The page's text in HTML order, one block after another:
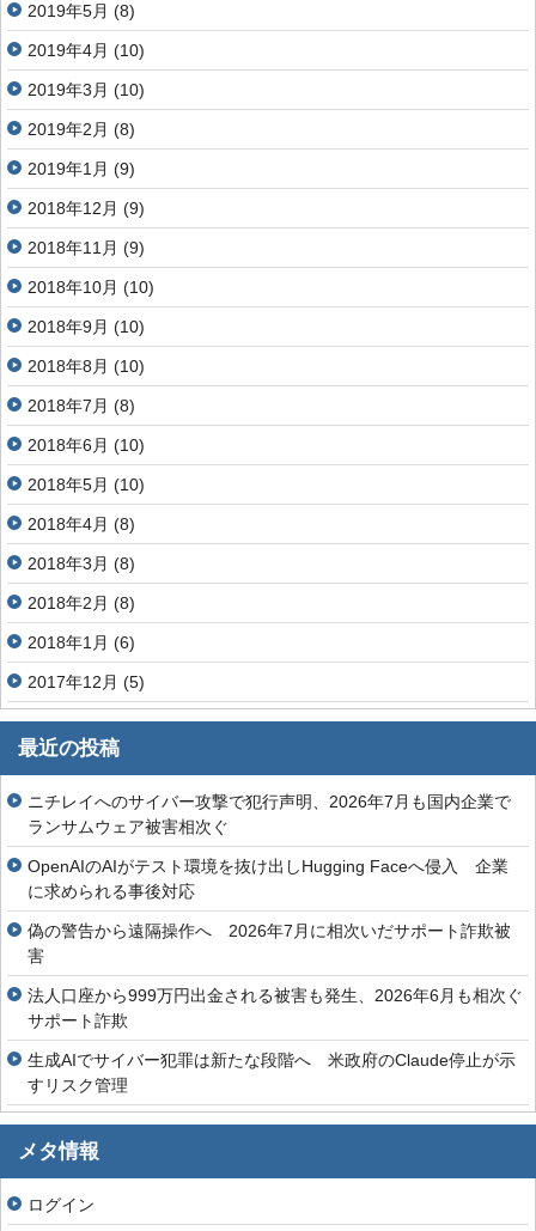
2019年5月 (8)
2019年4月 (10)
2019年3月 (10)
2019年2月 (8)
2019年1月 (9)
2018年12月 (9)
2018年11月 (9)
2018年10月 (10)
2018年9月 (10)
2018年8月 (10)
2018年7月 (8)
2018年6月 (10)
2018年5月 (10)
2018年4月 (8)
2018年3月 (8)
2018年2月 (8)
2018年1月 (6)
2017年12月 (5)
最近の投稿
ニチレイへのサイバー攻撃で犯行声明、2026年7月も国内企業で
ランサムウェア被害相次ぐ
OpenAIのAIがテスト環境を抜け出しHugging Faceへ侵入 企業
に求められる事後対応
偽の警告から遠隔操作へ 2026年7月に相次いだサポート詐欺被
害
法人口座から999万円出金される被害も発生、2026年6月も相次ぐ
サポート詐欺
生成AIでサイバー犯罪は新たな段階へ 米政府のClaude停止が示
すリスク管理
メタ情報
ログイン